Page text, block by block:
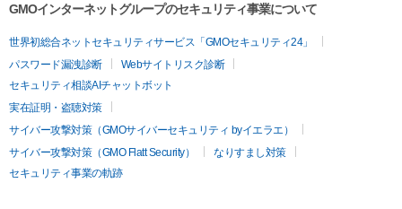
GMOインターネットグループのセキュリティ事業について
世界初総合ネットセキュリティサービス「GMOセキュリティ24」
パスワード漏洩診断
Webサイトリスク診断
セキュリティ相談AIチャットボット
実在証明・盗聴対策
サイバー攻撃対策（GMOサイバーセキュリティ byイエラエ）
サイバー攻撃対策（GMO Flatt Security）
なりすまし対策
セキュリティ事業の軌跡